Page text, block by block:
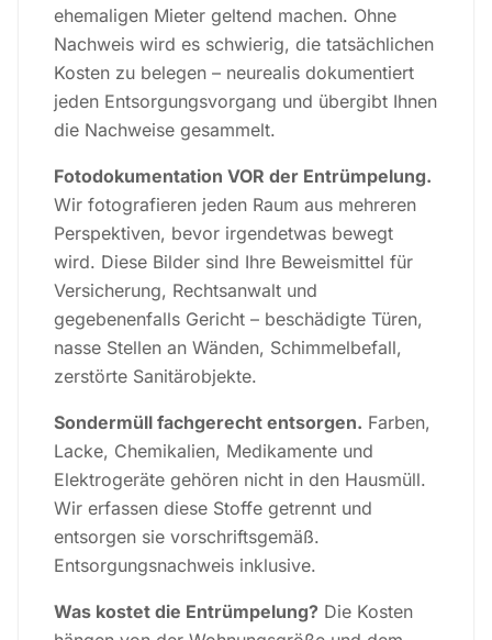
ehemaligen Mieter geltend machen. Ohne
Nachweis wird es schwierig, die tatsächlichen
Kosten zu belegen – neurealis dokumentiert
jeden Entsorgungsvorgang und übergibt Ihnen
die Nachweise gesammelt.
Fotodokumentation VOR der Entrümpelung.
Wir fotografieren jeden Raum aus mehreren
Perspektiven, bevor irgendetwas bewegt
wird. Diese Bilder sind Ihre Beweismittel für
Versicherung, Rechtsanwalt und
gegebenenfalls Gericht – beschädigte Türen,
nasse Stellen an Wänden, Schimmelbefall,
zerstörte Sanitärobjekte.
Sondermüll fachgerecht entsorgen. Farben,
Lacke, Chemikalien, Medikamente und
Elektrogeräte gehören nicht in den Hausmüll.
Wir erfassen diese Stoffe getrennt und
entsorgen sie vorschriftsgemäß.
Entsorgungsnachweis inklusive.
Was kostet die Entrümpelung? Die Kosten